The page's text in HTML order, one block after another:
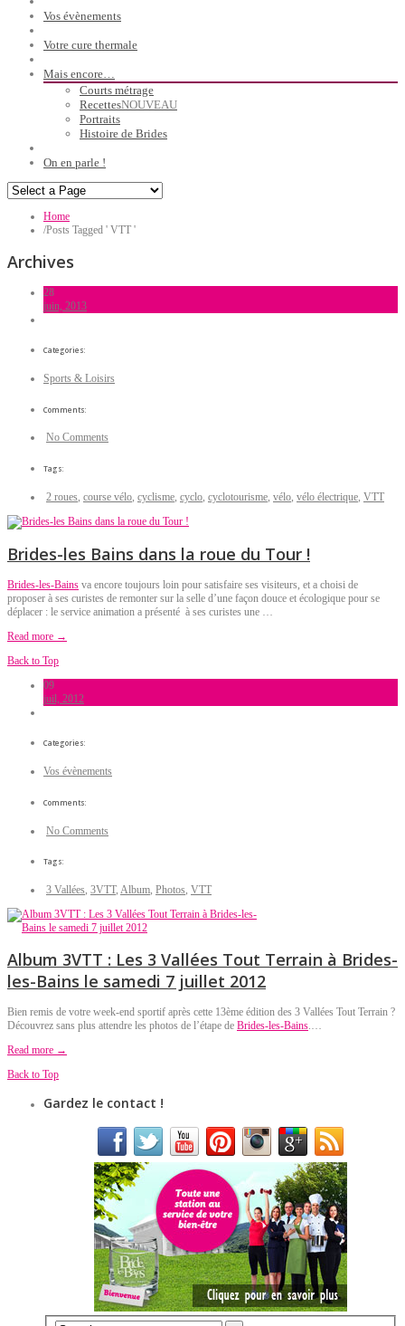
Vos évènements
Votre cure thermale
Mais encore…
Courts métrage
RecettesNOUVEAU
Portraits
Histoire de Brides
On en parle !
Home
/Posts Tagged ' VTT '
Archives
28
juin, 2013
Categories:
Sports & Loisirs
Comments:
No Comments
Tags:
2 roues, course vélo, cyclisme, cyclo, cyclotourisme, vélo, vélo électrique, VTT
Brides-les Bains dans la roue du Tour !
Brides-les-Bains va encore toujours loin pour satisfaire ses visiteurs, et a choisi de
proposer à ses curistes de remonter sur la selle d’une façon douce et écologique pour se
déplacer : le service animation a présenté à ses curistes une …
Read more →
Back to Top
09
juil, 2012
Categories:
Vos évènements
Comments:
No Comments
Tags:
3 Vallées, 3VTT, Album, Photos, VTT
Album 3VTT : Les 3 Vallées Tout Terrain à Brides-
les-Bains le samedi 7 juillet 2012
Bien remis de votre week-end sportif après cette 13ème édition des 3 Vallées Tout Terrain ?
Découvrez sans plus attendre les photos de l’étape de Brides-les-Bains.…
Read more →
Back to Top
Gardez le contact !